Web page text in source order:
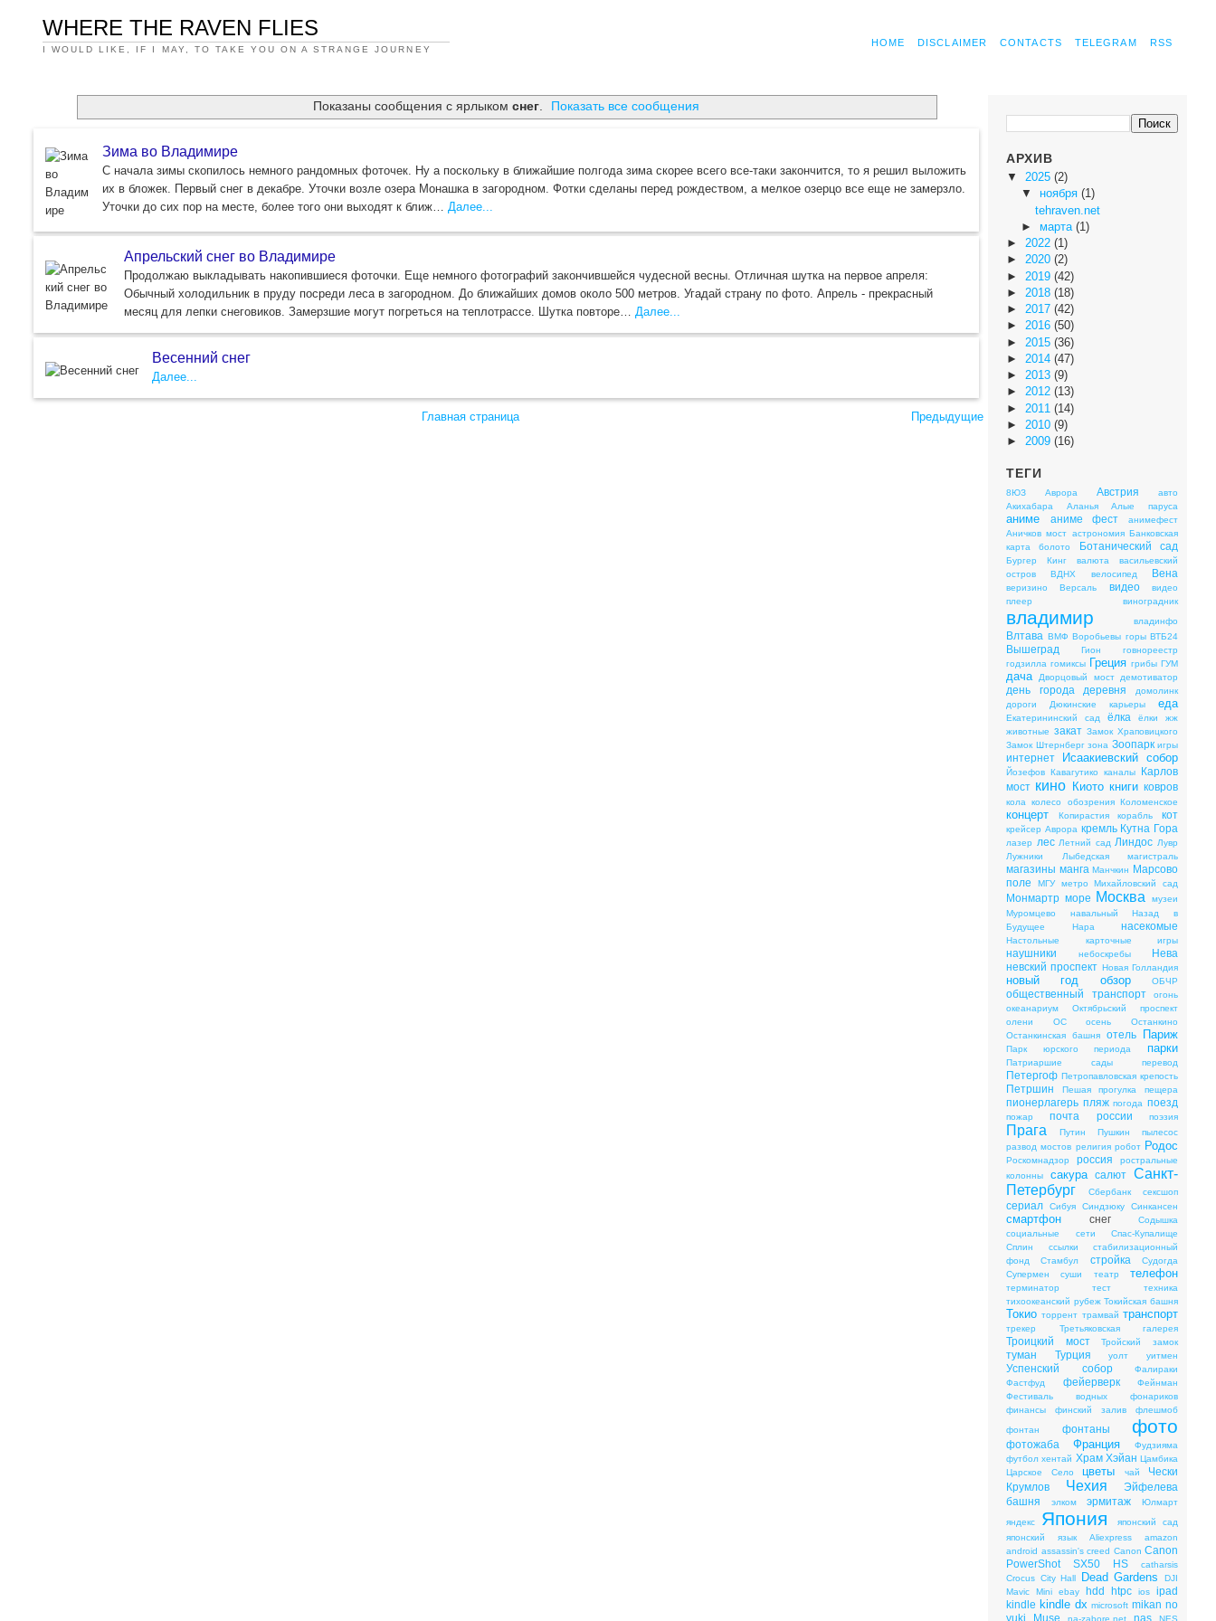
WHERE THE RAVEN FLIES
I WOULD LIKE, IF I MAY, TO TAKE YOU ON A STRANGE JOURNEY
HOME DISCLAIMER CONTACTS TELEGRAM RSS
Показаны сообщения с ярлыком снег. Показать все сообщения
Зима во Владимире
С начала зимы скопилось немного рандомных фоточек. Ну а поскольку в ближайшие полгода зима скорее всего все-таки закончится, то я решил выложить
их в бложек. Первый снег в декабре. Уточки возле озера Монашка в загородном. Фотки сделаны перед рождеством, а мелкое озерцо все еще не замерзло.
Уточки до сих пор на месте, более того они выходят к ближ…
Далее...
Апрельский снег во Владимире
Продолжаю выкладывать накопившиеся фоточки. Еще немного фотографий закончившейся чудесной весны. Отличная шутка на первое апреля:
Обычный холодильник в пруду посреди леса в загородном. До ближайших домов около 500 метров. Угадай страну по фото. Апрель - прекрасный
месяц для лепки снеговиков. Замерзшие могут погреться на теплотрассе. Шутка повторе…
Далее...
Весенний снег
Далее...
Предыдущие
Главная страница
АРХИВ
▼ 2025 (2)
▼ ноября (1)
tehraven.net
► марта (1)
► 2022 (1)
► 2020 (2)
► 2019 (42)
► 2018 (18)
► 2017 (42)
► 2016 (50)
► 2015 (36)
► 2014 (47)
► 2013 (9)
► 2012 (13)
► 2011 (14)
► 2010 (9)
► 2009 (16)
ТЕГИ
8ЮЗ Аврора Австрия
авто
Акихабара
Аланья Алые паруса
аниме аниме фест
анимефест
Аничков мост астрономия Банковская
карта
болото Ботанический сад
Бургер Кинг валюта
васильевский
остров
ВДНХ велосипед Вена
веризино Версаль видео
видео
плеер
виноградник
владимир владинфо
Влтава ВМФ Воробьевы горы ВТБ24
Вышеград Гион
говнореестр
годзилла гомиксы Греция грибы ГУМ
дача Дворцовый мост демотиватор
день города деревня
домолинк
дороги
Дюкинские карьеры еда
Екатерининский сад ёлка ёлки
жж
животные закат Замок Храповицкого
Замок Штернберг зона Зоопарк игры
интернет Исаакиевский собор
Йозефов Кавагутико каналы
Карлов
мост кино Киото книги ковров
кола колесо обозрения Коломенское
концерт Копирастия корабль кот
крейсер Аврора кремль Кутна Гора
лазер лес Летний сад Линдос Лувр
Лужники
Лыбедская магистраль
магазины манга Манчкин Марсово
поле
МГУ метро Михайловский сад
Монмартр море Москва
музеи
Муромцево
навальный
Назад в
Будущее
Нара насекомые
Настольные карточные игры
наушники небоскребы
Нева
невский проспект Новая Голландия
новый год обзор ОБЧР
общественный транспорт
огонь
океанариум
Октябрьский проспект
олени
ОС осень
Останкино
Останкинская башня
отель Париж
Парк юрского периода парки
Патриаршие сады перевод
Петергоф Петропавловская крепость
Петршин Пешая прогулка пещера
пионерлагерь пляж погода поезд
пожар почта россии поэзия
Прага Путин Пушкин
пылесос
развод мостов религия робот Родос
Роскомнадзор россия
ростральные
колонны
сакура салют
Санкт-
Петербург
Сбербанк сексшоп
сериал Сибуя Синдзюку Синкансен
смартфон снег
Содышка
социальные сети
Спас-Купалище
Сплин
ссылки
стабилизационный
фонд
Стамбул стройка
Судогда
Супермен
суши театр телефон
терминатор тест
техника
тихоокеанский рубеж Токийская башня
Токио торрент трамвай транспорт
трекер Третьяковская галерея
Троицкий мост Тройский замок
туман Турция уолт уитмен
Успенский собор
Фалираки
Фастфуд
фейерверк
Фейнман
Фестиваль водных фонариков
финансы
финский залив
флешмоб
фонтан
фонтаны фото
фотожаба Франция
Фудзияма
футбол хентай Храм Хэйан Цамбика
Царское Cело
цветы чай
Чески
Крумлов
Чехия
Эйфелева
башня
элком эрмитаж
Юлмарт
яндекс
Япония
японский сад
японский язык
Aliexpress
amazon
android assassin's creed Canon Canon
PowerShot SX50 HS
catharsis
Crocus City Hall
Dead Gardens
DJI
Mavic Mini
ebay hdd htpc ios
ipad
kindle kindle dx microsoft mikan no
yuki
Muse na-zabore.net nas NES